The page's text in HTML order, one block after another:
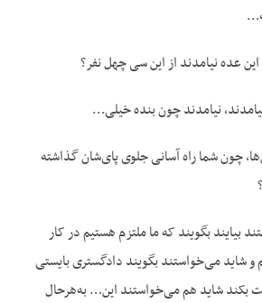
عده نیامدند از این سی چهل نفر؟
نیامدند چون بنده خیلی…
چون شما راه آسانی جلوی پای‌شان گذاشته
بیایند بگویند که ما ملتزم هستیم در کار
شاید می‌خواستند بگویند دادگستری بایستی
بکند شاید هم می‌خواستند این… به‌هرحال